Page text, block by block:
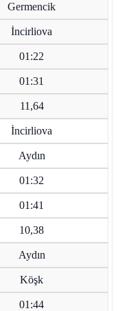
Germencik
İncirliova
01:22
01:31
11,64
İncirliova
Aydın
01:32
01:41
10,38
Aydın
Köşk
01:44